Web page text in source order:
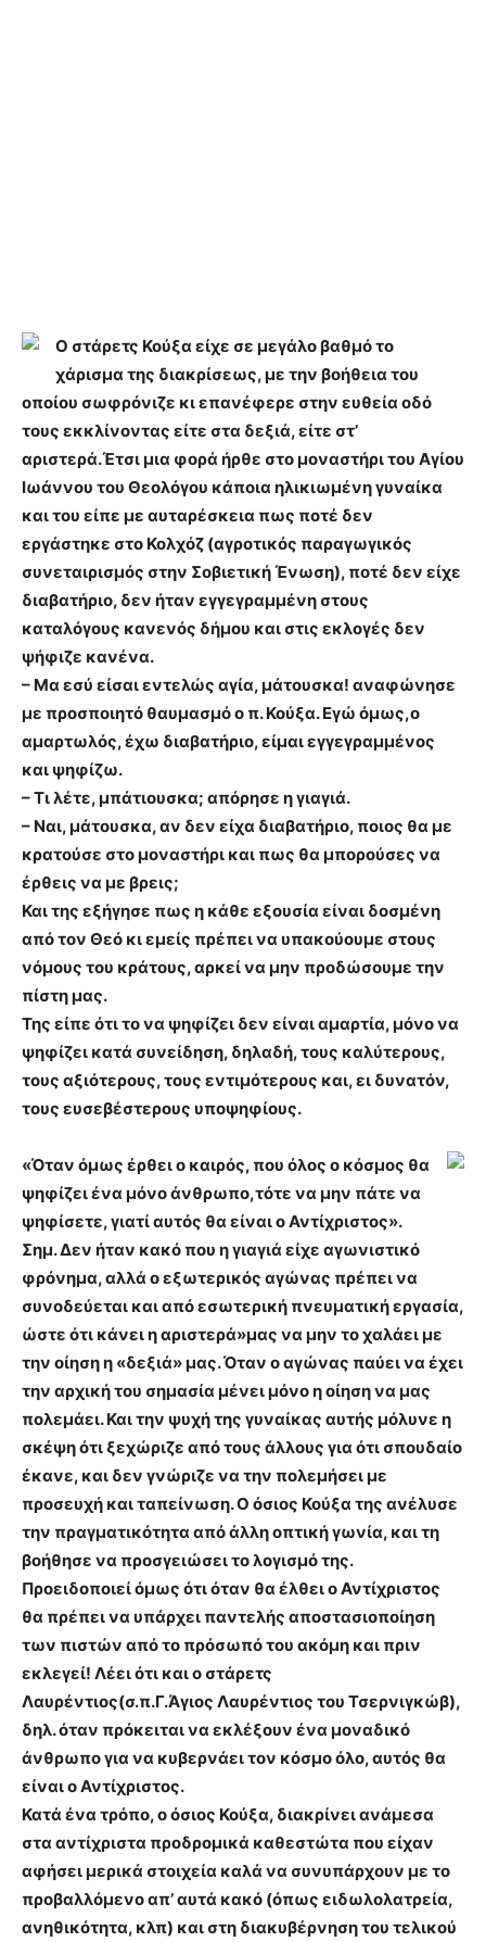
Ο στάρετς Κούξα είχε σε μεγάλο βαθμό το
χάρισμα της διακρίσεως, με την βοήθεια του
οποίου σωφρόνιζε κι επανέφερε στην ευθεία οδό
τους εκκλίνοντας είτε στα δεξιά, είτε στ’
αριστερά.Έτσι μια φορά ήρθε στο μοναστήρι του Αγίου
Ιωάννου του Θεολόγου κάποια ηλικιωμένη γυναίκα
και του είπε με αυταρέσκεια πως ποτέ δεν
εργάστηκε στο Κολχόζ (αγροτικός παραγωγικός
συνεταιρισμός στην Σοβιετική Ένωση), ποτέ δεν είχε
διαβατήριο, δεν ήταν εγγεγραμμένη στους
καταλόγους κανενός δήμου και στις εκλογές δεν
ψήφιζε κανένα.
– Μα εσύ είσαι εντελώς αγία, μάτουσκα! αναφώνησε
με προσποιητό θαυμασμό ο π. Κούξα. Εγώ όμως,ο
αμαρτωλός, έχω διαβατήριο, είμαι εγγεγραμμένος
και ψηφίζω.
– Τι λέτε, μπάτιουσκα; απόρησε η γιαγιά.
– Ναι, μάτουσκα, αν δεν είχα διαβατήριο, ποιος θα με
κρατούσε στο μοναστήρι και πως θα μπορούσες να
έρθεις να με βρεις;
Και της εξήγησε πως η κάθε εξουσία είναι δοσμένη
από τον Θεό κι εμείς πρέπει να υπακούουμε στους
νόμους του κράτους, αρκεί να μην προδώσουμε την
πίστη μας.
Της είπε ότι το να ψηφίζει δεν είναι αμαρτία, μόνο να
ψηφίζει κατά συνείδηση, δηλαδή, τους καλύτερους,
τους αξιότερους, τους εντιμότερους και, ει δυνατόν,
τους ευσεβέστερους υποψηφίους.
«Όταν όμως έρθει ο καιρός, που όλος ο κόσμος θα
ψηφίζει ένα μόνο άνθρωπο,τότε να μην πάτε να
ψηφίσετε, γιατί αυτός θα είναι ο Αντίχριστος».
Σημ. Δεν ήταν κακό που η γιαγιά είχε αγωνιστικό
φρόνημα, αλλά ο εξωτερικός αγώνας πρέπει να
συνοδεύεται και από εσωτερική πνευματική εργασία,
ώστε ότι κάνει η αριστερά»μας να μην το χαλάει με
την οίηση η «δεξιά» μας. Όταν ο αγώνας παύει να έχει
την αρχική του σημασία μένει μόνο η οίηση να μας
πολεμάει. Και την ψυχή της γυναίκας αυτής μόλυνε η
σκέψη ότι ξεχώριζε από τους άλλους για ότι σπουδαίο
έκανε, και δεν γνώριζε να την πολεμήσει με
προσευχή και ταπείνωση. Ο όσιος Κούξα της ανέλυσε
την πραγματικότητα από άλλη οπτική γωνία, και τη
βοήθησε να προσγειώσει το λογισμό της.
Προειδοποιεί όμως ότι όταν θα έλθει ο Αντίχριστος
θα πρέπει να υπάρχει παντελής αποστασιοποίηση
των πιστών από το πρόσωπό του ακόμη και πριν
εκλεγεί! Λέει ότι και ο στάρετς
Λαυρέντιος(σ.π.Γ.Άγιος Λαυρέντιος του Τσερνιγκώβ),
δηλ. όταν πρόκειται να εκλέξουν ένα μοναδικό
άνθρωπο για να κυβερνάει τον κόσμο όλο, αυτός θα
είναι ο Αντίχριστος.
Κατά ένα τρόπο, ο όσιος Κούξα, διακρίνει ανάμεσα
στα αντίχριστα προδρομικά καθεστώτα που είχαν
αφήσει μερικά στοιχεία καλά να συνυπάρχουν με το
προβαλλόμενο απ’ αυτά κακό (όπως ειδωλολατρεία,
ανηθικότητα, κλπ) και στη διακυβέρνηση του τελικού